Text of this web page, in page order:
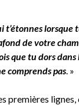
t’étonnes lorsque
de votre
que tu dors dans
comprends pas. »
premières lignes,